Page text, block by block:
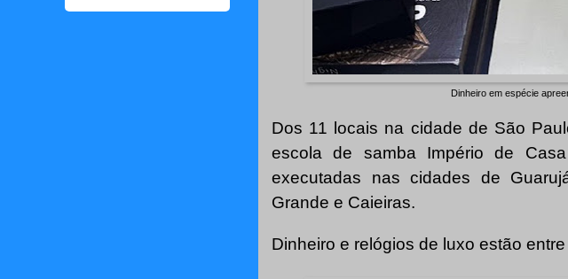
Dinheiro em espécie
Dos 11 locais na cidade de São
escola de samba Império de
executadas nas cidades de
Grande e Caieiras.
Dinheiro e relógios de luxo estão